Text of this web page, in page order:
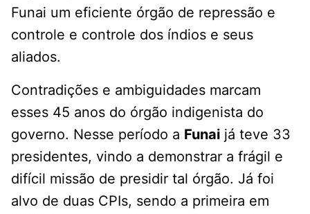
Funai um eficiente órgão de repressão e
controle e controle dos índios e seus
aliados.
Contradições e ambiguidades marcam
esses 45 anos do órgão indigenista do
governo. Nesse período a Funai já teve 33
presidentes, vindo a demonstrar a frágil e
difícil missão de presidir tal órgão. Já foi
alvo de duas CPIs, sendo a primeira em